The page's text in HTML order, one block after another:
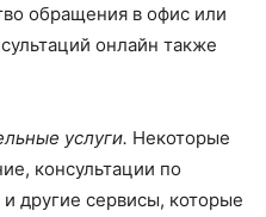
обращения в офис или
онлайн также
услуги. Некоторые
консультации по
другие сервисы, которые